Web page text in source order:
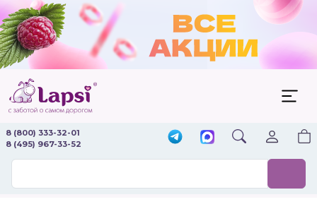
8 (800) 333-32-01
8 (495) 967-33-52